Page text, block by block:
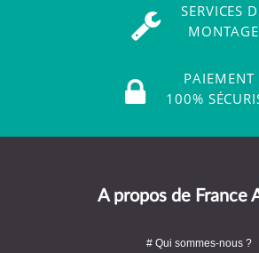
SERVICES
MONTAGE
PAIEMENT
100%
A propos de France
# Qui sommes-nous ?